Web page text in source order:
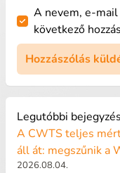
A nevem, e-
következő
Legutóbbi
A CWTS teljes
áll át: megszűnik a
2026.08.04.